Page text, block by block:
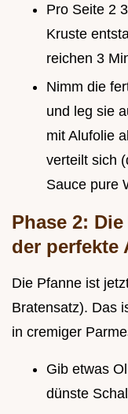
Pro Seite 2
Kruste
reichen 3
Nimm die
und leg sie
mit Alufolie
verteilt sich
Sauce pure
Phase 2:
der perfekte
Die Pfanne ist
Bratensatz). Das
in cremiger
Gib etwas
dünste